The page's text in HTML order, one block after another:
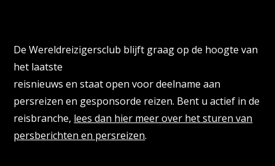
De Wereldreizigersclub blijft graag op de hoogte van
het laatste
reisnieuws en staat open voor deelname aan
persreizen en gesponsorde reizen. Bent u actief in de
reisbranche, lees dan hier meer over het sturen van
persberichten en persreizen.